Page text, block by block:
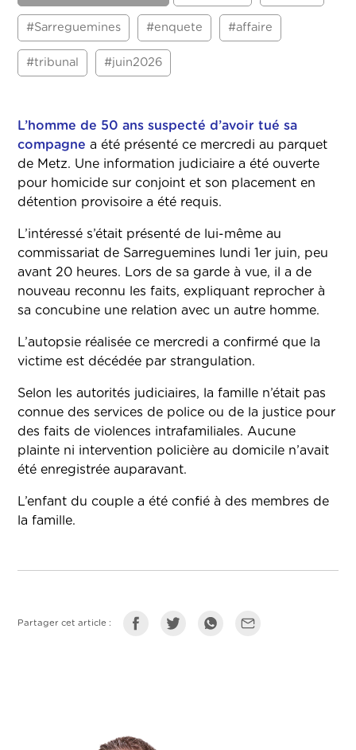
#Sarreguemines #enquete #affaire
#tribunal #juin2026
L’homme de 50 ans suspecté d’avoir tué sa
compagne a été présenté ce mercredi au parquet
de Metz. Une information judiciaire a été ouverte
pour homicide sur conjoint et son placement en
détention provisoire a été requis.
L’intéressé s’était présenté de lui-même au
commissariat de Sarreguemines lundi 1er juin, peu
avant 20 heures. Lors de sa garde à vue, il a de
nouveau reconnu les faits, expliquant reprocher à
sa concubine une relation avec un autre homme.
L’autopsie réalisée ce mercredi a confirmé que la
victime est décédée par strangulation.
Selon les autorités judiciaires, la famille n’était pas
connue des services de police ou de la justice pour
des faits de violences intrafamiliales. Aucune
plainte ni intervention policière au domicile n’avait
été enregistrée auparavant.
L’enfant du couple a été confié à des membres de
la famille.
Partager cet article :